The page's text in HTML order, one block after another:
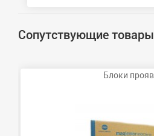
Сопутствующие товары
Блоки